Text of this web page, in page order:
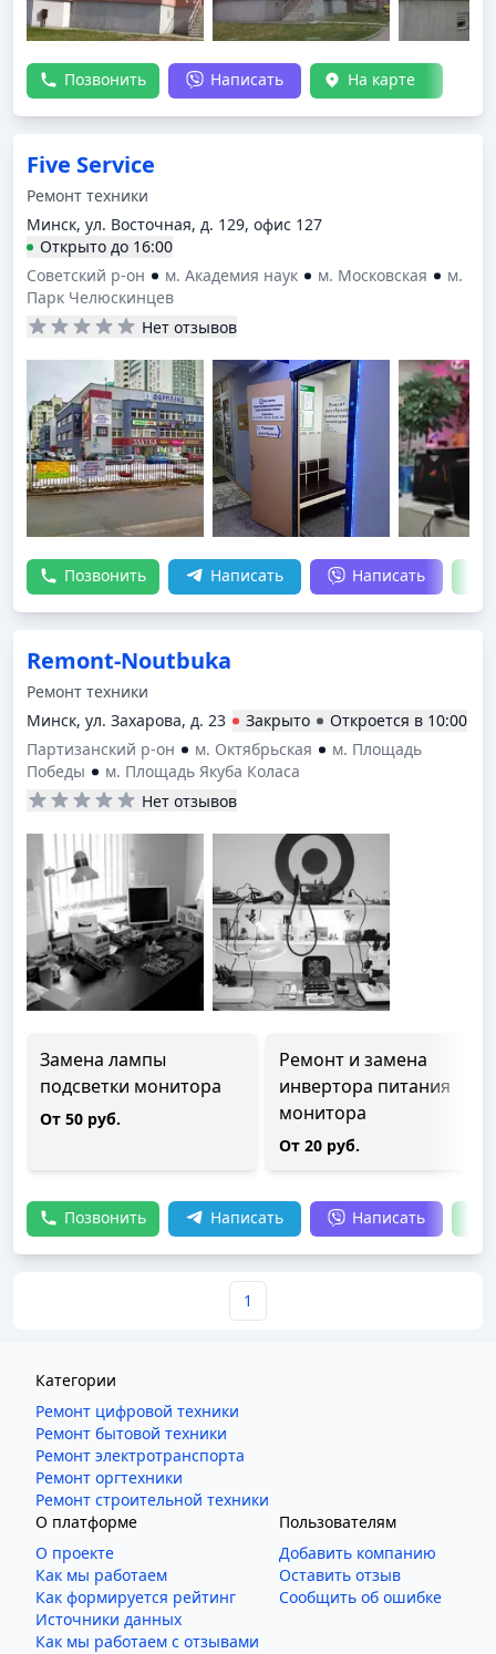
Позвонить Написать На карте
Five Service
Ремонт техники
Минск, ул. Восточная, д. 129, офис 127
Открыто до 16:00
Советский р-он
м. Академия наук м. Московская
м.
Парк Челюскинцев
Нет отзывов
Позвонить Написать Написать
Remont-Noutbuka
Ремонт техники
Минск, ул. Захарова, д. 23
Закрыто Откроется в 10:00
Партизанский р-он
м. Октябрьская
м. Площадь
Победы
м. Площадь Якуба Коласа
Нет отзывов
Замена лампы
подсветки монитора
От 50 руб.
Ремонт и замена
инвертора питания
монитора
От 20 руб.
Позвонить Написать Написать
1
Категории
Ремонт цифровой техники
Ремонт бытовой техники
Ремонт электротранспорта
Ремонт оргтехники
Ремонт строительной техники
О платформе
О проекте
Как мы работаем
Как формируется рейтинг
Источники данных
Как мы работаем с отзывами
Пользователям
Добавить компанию
Оставить отзыв
Сообщить об ошибке